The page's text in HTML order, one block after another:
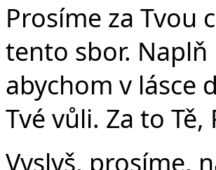
Prosíme za Tvou
tento sbor. Naplň
abychom v lásce
Tvé vůli. Za to
Vyslyš, prosíme,